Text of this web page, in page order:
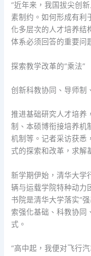
“近年来，我国拔尖创
素制约。如何形成有利
化多层次的人才培养结
体系必须回答的重要问
探索教学改革的“乘法”
创新科教协同、导师制
推进基础研究人才培养
制、本硕博衔接培养机
机制等。记者采访获悉
式的探索和改革，求解
新学期伊始，清华大学
辆与运载学院特种动力
书院是清华大学落实“
索强化基础、科教协同
式。
“高中起，我便对飞行